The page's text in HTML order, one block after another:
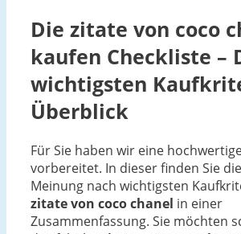
Die zitate von coco
kaufen Checkliste –
wichtigsten
Überblick
Für Sie haben wir eine
vorbereitet. In dieser finden Sie
Meinung nach wichtigsten
zitate von coco chanel in einer
Zusammenfassung. Sie möchten